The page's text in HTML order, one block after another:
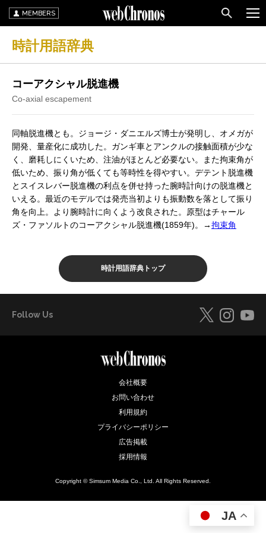
MEMBERS
時計用語辞典
コーアクシャル脱進機
Co-axial escapement
同軸脱進機とも。ジョージ・ダニエルズ博士が発明し、オメガが
開発、量産化に成功した。ガンギ車とアンクルの接触面積が少な
く、磨耗しにくいため、注油がほとんど必要ない。また拘束角が
低いため、振り角が低くても等時性を得やすい。デテント脱進機
とスイスレバー脱進機の利点を併せ持った腕時計向けの脱進機と
いえる。最近のモデルでは発売当初よりも振動数を落として振り
角を向上。より腕時計に向くよう改良された。原型はチャール
ズ・ファソルトのコーアクシャル脱進機(1859年)。→拘束角
時計用語辞典トップ
Follow Us
会社概要
お問い合わせ
利用規約
プライバシーポリシー
広告掲載
採用情報
Copyright © Simsum Media Co., Ltd. All Rights Reserved.
JA